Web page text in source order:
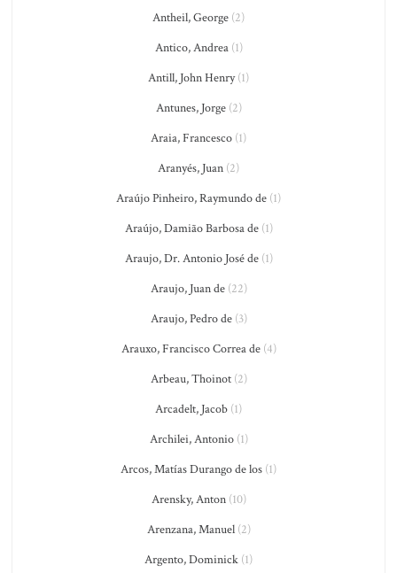
Antheil, George (2)
Antico, Andrea(1)
Antill, John Henry(1)
Antunes, Jorge(2)
Araia, Francesco (1)
Aranyés, Juan (2)
Araújo Pinheiro, Raymundo de (1)
Araújo, Damião Barbosa de(1)
Araujo, Dr. Antonio José de(1)
Araujo, Juan de(22)
Araujo, Pedro de(3)
Arauxo, Francisco Correa de(4)
Arbeau, Thoinot(2)
Arcadelt, Jacob (1)
Archilei, Antonio(1)
Arcos, Matías Durango de los (1)
Arensky, Anton(10)
Arenzana, Manuel(2)
Argento, Dominick (1)